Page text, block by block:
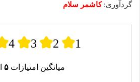
گردآوری:کاشمر سلام
4 3 2 1
میانگین امتیازات ۵